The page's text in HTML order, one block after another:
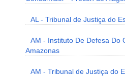
AL - Tribunal de Justiça do
AM - Instituto De Defesa Do
Amazonas
AM - Tribunal de Justiça do